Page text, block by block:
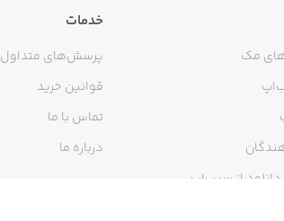
مک
از سیب‌اپ
خدمات
پرسش‌های متداول
قوانین خرید
تماس با ما
درباره ما